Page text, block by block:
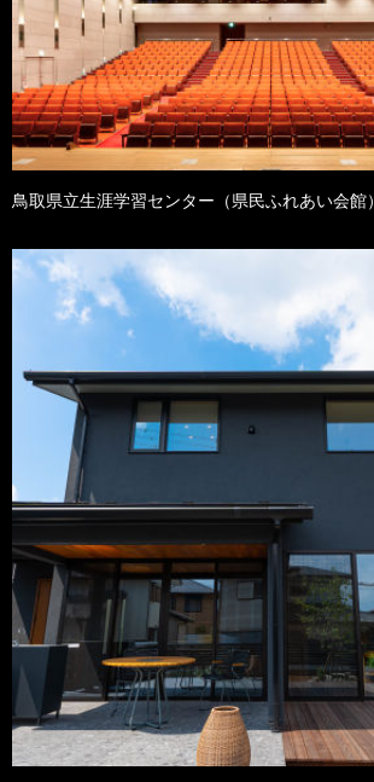
鳥取県立生涯学習センター（県民ふれあい会館）